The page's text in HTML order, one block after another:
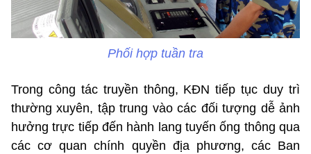
Phối hợp tuần tra
Trong công tác truyền thông, KĐN tiếp tục duy trì
thường xuyên, tập trung vào các đối tượng dễ ảnh
hưởng trực tiếp đến hành lang tuyến ống thông qua
các cơ quan chính quyền địa phương, các Ban